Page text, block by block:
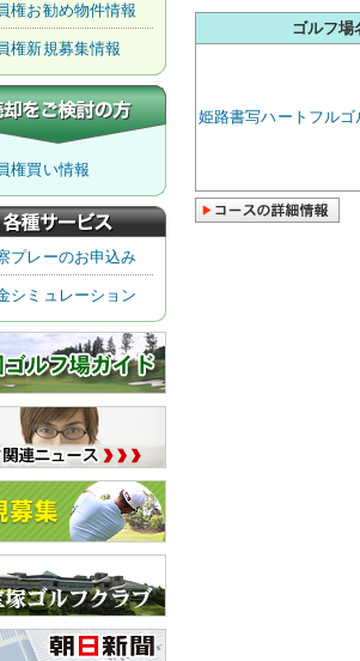
権お勧め物件情報
権新規募集情報
権買い情報
プレーのお申込み
シミュレーション
ゴルフ場
姫路書写ハートフルゴ